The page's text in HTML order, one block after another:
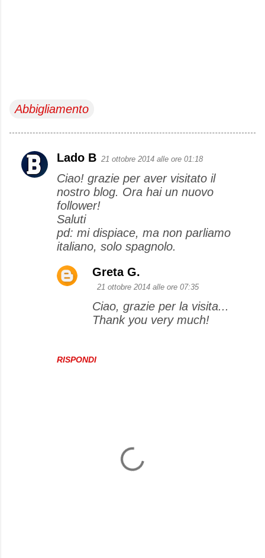
Abbigliamento
C
Lado B 21 ottobre 2014 alle ore 01:18
Ciao! grazie per aver visitato il
nostro blog. Ora hai un nuovo
follower!
Saluti
pd: mi dispiace, ma non parliamo
italiano, solo spagnolo.
RISPONDI
Greta G.
21 ottobre 2014 alle ore 07:35
Ciao, grazie per la visita...
Thank you very much!